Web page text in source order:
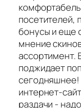
посетителей,
бонусы и еще
мнение
ассортимент.
поджидает
сегодняшнее!
интернет-
раздачи -